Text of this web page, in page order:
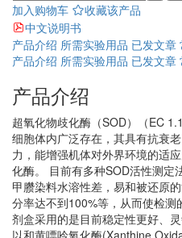
加入购物车
收藏该产品
中文说明书
产品介绍 所需实验用品 已发文章
产品介绍 所需实验用品 已发文章
产品介绍
超氧化物歧化酶（SOD）（EC
细胞体内广泛存在，其具有抗衰
力，能增强机体对外界环境的适
化酶。 目前有多种SOD活性测定
甲臜染料水溶性差，易和被还原
分率达不到100%等，从而使检
剂盒采用的是目前稳定性更好、
以和黄嘌呤氧化酶(Xanthine